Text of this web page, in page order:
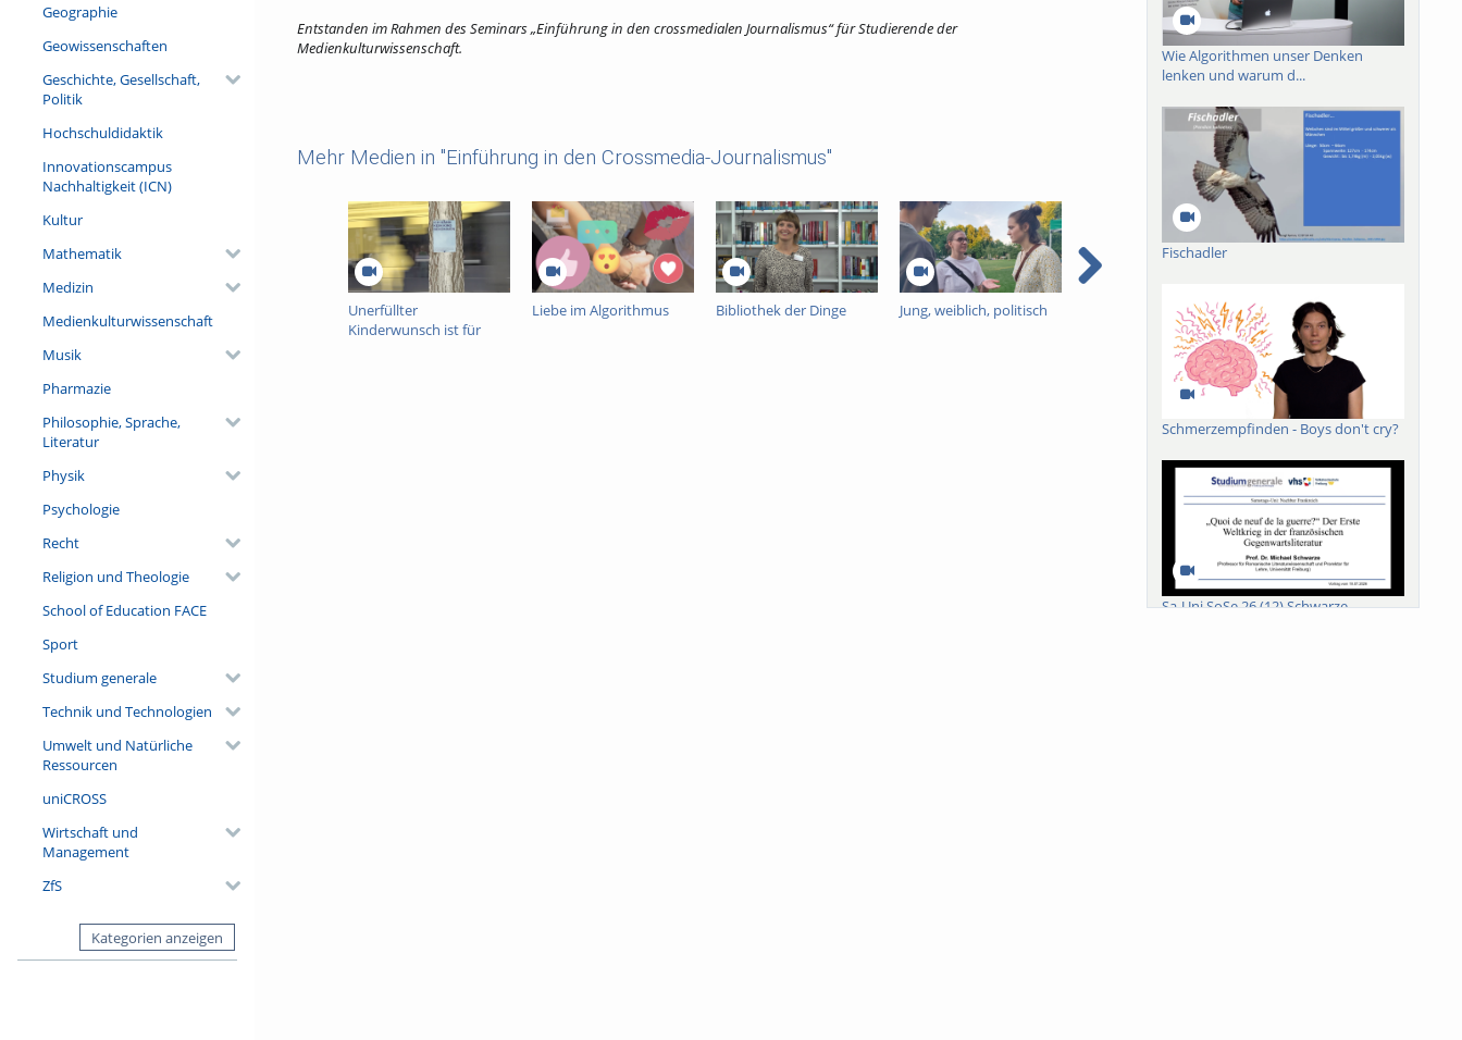
Geographie
Geowissenschaften
Geschichte, Gesellschaft,
Politik
Hochschuldidaktik
Innovationscampus
Nachhaltigkeit (ICN)
Kultur
Mathematik
Medizin
Medienkulturwissenschaft
Musik
Pharmazie
Philosophie, Sprache,
Literatur
Physik
Psychologie
Recht
Religion und Theologie
School of Education FACE
Sport
Studium generale
Technik und Technologien
Umwelt und Natürliche
Ressourcen
uniCROSS
Wirtschaft und
Management
ZfS
Kategorien anzeigen
Entstanden im Rahmen des Seminars „Einführung in den crossmedialen Journalismus“ für Studierende der
Medienkulturwissenschaft.
Mehr Medien in "Einführung in den Crossmedia-Journalismus"
Unerfüllter
Kinderwunsch ist für
Liebe im Algorithmus Bibliothek der Dinge Jung, weiblich, politisch
Peter Carp - Abschied
vom Theater Freiburg
Tramp-Rallye Freiburg -
per Anhalter an ein
unbekanntes Ziel
Wie Algorithmen unser Denken
lenken und warum d...
Fischadler
Schmerzempfinden - Boys don't cry?
Sa-Uni SoSe 26 (12) Schwarze